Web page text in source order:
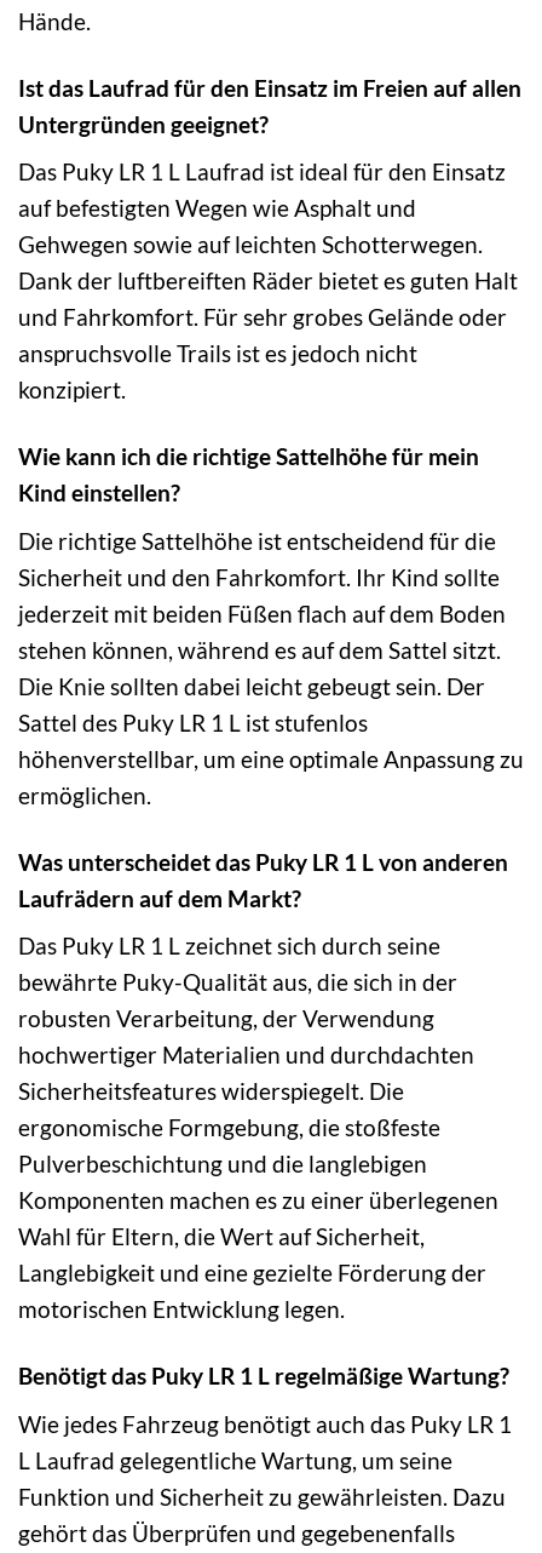
Hände.
Ist das Laufrad für den Einsatz im Freien auf allen
Untergründen geeignet?
Das Puky LR 1 L Laufrad ist ideal für den Einsatz
auf befestigten Wegen wie Asphalt und
Gehwegen sowie auf leichten Schotterwegen.
Dank der luftbereiften Räder bietet es guten Halt
und Fahrkomfort. Für sehr grobes Gelände oder
anspruchsvolle Trails ist es jedoch nicht
konzipiert.
Wie kann ich die richtige Sattelhöhe für mein
Kind einstellen?
Die richtige Sattelhöhe ist entscheidend für die
Sicherheit und den Fahrkomfort. Ihr Kind sollte
jederzeit mit beiden Füßen flach auf dem Boden
stehen können, während es auf dem Sattel sitzt.
Die Knie sollten dabei leicht gebeugt sein. Der
Sattel des Puky LR 1 L ist stufenlos
höhenverstellbar, um eine optimale Anpassung zu
ermöglichen.
Was unterscheidet das Puky LR 1 L von anderen
Laufrädern auf dem Markt?
Das Puky LR 1 L zeichnet sich durch seine
bewährte Puky-Qualität aus, die sich in der
robusten Verarbeitung, der Verwendung
hochwertiger Materialien und durchdachten
Sicherheitsfeatures widerspiegelt. Die
ergonomische Formgebung, die stoßfeste
Pulverbeschichtung und die langlebigen
Komponenten machen es zu einer überlegenen
Wahl für Eltern, die Wert auf Sicherheit,
Langlebigkeit und eine gezielte Förderung der
motorischen Entwicklung legen.
Benötigt das Puky LR 1 L regelmäßige Wartung?
Wie jedes Fahrzeug benötigt auch das Puky LR 1
L Laufrad gelegentliche Wartung, um seine
Funktion und Sicherheit zu gewährleisten. Dazu
gehört das Überprüfen und gegebenenfalls